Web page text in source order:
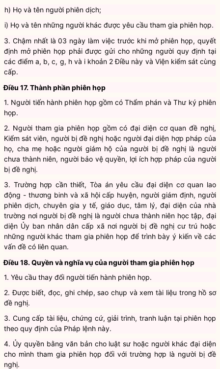
3. Chậm nhất là 03 ngày làm việc trước khi mở phiên họp, quyết
định mở phiên họp phải được gửi cho những người quy định tại
các điểm a, b, c, g, h và i khoản 2 Điều này và Viện kiểm sát cùng
Điều 17. Thành phần phiên họp
1. Người tiến hành phiên họp gồm có Thẩm phán và Thư ký phiên
2. Người tham gia phiên họp gồm có đại diện cơ quan đề nghị,
Kiểm sát viên, người bị đề nghị hoặc người đại diện hợp pháp của
họ, cha mẹ hoặc người giám hộ của người bị đề nghị là người
chưa thành niên, người bảo vệ quyền, lợi ích hợp pháp của người
3. Trường hợp cần thiết, Tòa án yêu cầu đại diện cơ quan lao
động - thương binh và xã hội cấp huyện, người giám định, người
phiên dịch, chuyên gia y tế, giáo dục, tâm lý, đại diện của nhà
trường nơi người bị đề nghị là người chưa thành niên học tập, đại
diện Ủy ban nhân dân cấp xã nơi người bị đề nghị cư trú hoặc
những người khác tham gia phiên họp để trình bày ý kiến về các
Điều 18. Quyền và nghĩa vụ của người tham gia phiên họp
1. Yêu cầu thay đổi người tiến hành phiên họp.
2. Được biết, đọc, ghi chép, sao chụp và xem tài liệu trong hồ sơ
3. Cung cấp tài liệu, chứng cứ, giải trình, tranh luận tại phiên họp
theo quy định của Pháp lệnh này.
4. Ủy quyền bằng văn bản cho luật sư hoặc người khác đại diện
cho mình tham gia phiên họp đối với trường hợp là người bị đề